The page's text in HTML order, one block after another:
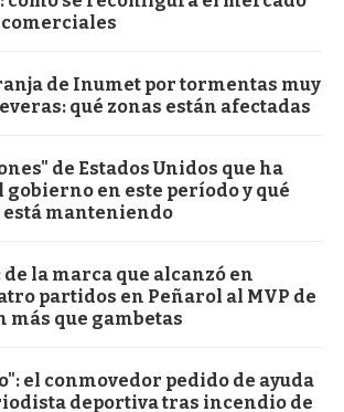
de Inumet por tormentas muy
qué zonas están afectadas
de Estados Unidos que ha
gobierno en este período y qué
está manteniendo
de la marca que alcanzó en
partidos en Peñarol al MVP de
más que gambetas
el conmovedor pedido de ayuda
deportiva tras incendio de